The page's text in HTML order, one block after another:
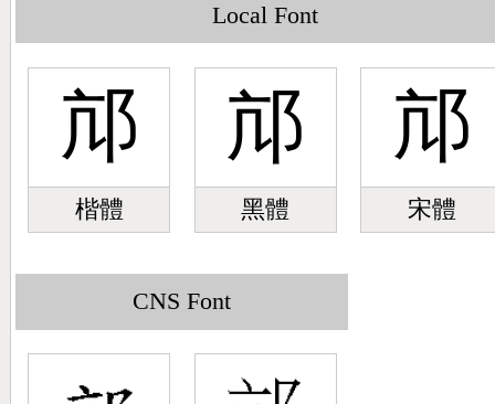
Pinyin Word Index
Local Font
邟
楷體
邟
黑體
邟
宋體
CNS Font